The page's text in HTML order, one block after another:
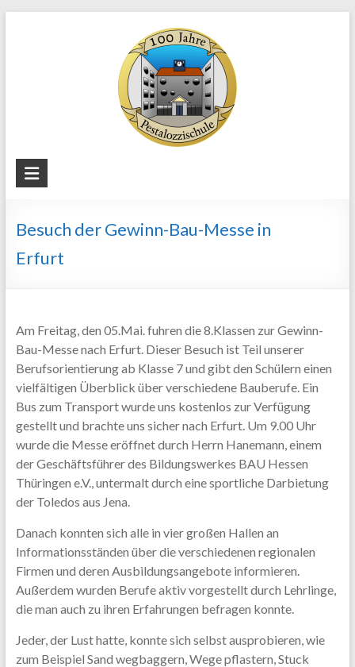
Staatliche
"Pestalozzi"
Weimar
Besuch der Gewinn-Bau-Messe in
Erfurt
Am Freitag, den 05.Mai. fuhren die 8.Klassen zur Gewinn-
Bau-Messe nach Erfurt. Dieser Besuch ist Teil unserer
Berufsorientierung ab Klasse 7 und gibt den Schülern einen
vielfältigen Überblick über verschiedene Bauberufe. Ein
Bus zum Transport wurde uns kostenlos zur Verfügung
gestellt und brachte uns sicher nach Erfurt. Um 9.00 Uhr
wurde die Messe eröffnet durch Herrn Hanemann, einem
der Geschäftsführer des Bildungswerkes BAU Hessen
Thüringen e.V., untermalt durch eine sportliche Darbietung
der Toledos aus Jena.
Danach konnten sich alle in vier großen Hallen an
Informationsständen über die verschiedenen regionalen
Firmen und deren Ausbildungsangebote informieren.
Außerdem wurden Berufe aktiv vorgestellt durch Lehrlinge,
die man auch zu ihren Erfahrungen befragen konnte.
Jeder, der Lust hatte, konnte sich selbst ausprobieren, wie
zum Beispiel Sand wegbaggern, Wege pflastern, Stuck